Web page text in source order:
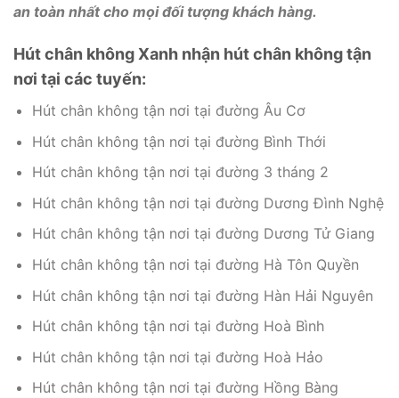
an toàn nhất cho mọi đối tượng khách hàng.
Hút chân không Xanh nhận hút chân không tận
nơi tại các tuyến:
Hút chân không tận nơi tại đường Âu Cơ
Hút chân không tận nơi tại đường Bình Thới
Hút chân không tận nơi tại đường 3 tháng 2
Hút chân không tận nơi tại đường Dương Đình Nghệ
Hút chân không tận nơi tại đường Dương Tử Giang
Hút chân không tận nơi tại đường Hà Tôn Quyền
Hút chân không tận nơi tại đường Hàn Hải Nguyên
Hút chân không tận nơi tại đường Hoà Bình
Hút chân không tận nơi tại đường Hoà Hảo
Hút chân không tận nơi tại đường Hồng Bàng